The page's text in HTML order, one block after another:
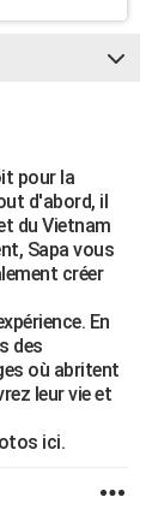
pour la
d'abord, il
du Vietnam
Sapa vous
créer
En
des
où abritent
leur vie et
ici.